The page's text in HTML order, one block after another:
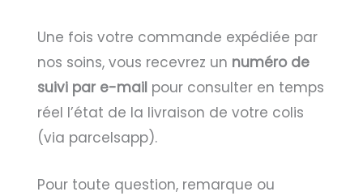
Une fois votre commande expédiée par
nos soins, vous recevrez un numéro de
suivi par e-mailpour consulter en temps
réel l’état de la livraison de votre colis
(via parcelsapp).
Pour toute question, remarque ou